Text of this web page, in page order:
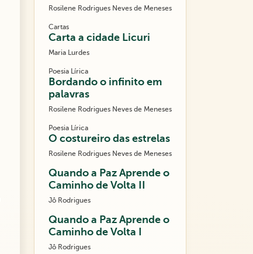
Rosilene Rodrigues Neves de Meneses
Cartas
Carta a cidade Licuri
Maria Lurdes
Poesia Lírica
Bordando o infinito em
palavras
Rosilene Rodrigues Neves de Meneses
Poesia Lírica
O costureiro das estrelas
Rosilene Rodrigues Neves de Meneses
Quando a Paz Aprende o
Caminho de Volta II
Jô Rodrigues
Quando a Paz Aprende o
Caminho de Volta I
Jô Rodrigues